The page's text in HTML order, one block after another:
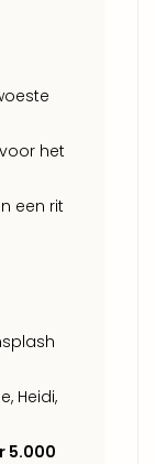
het
een rit
Heidi,
5.000